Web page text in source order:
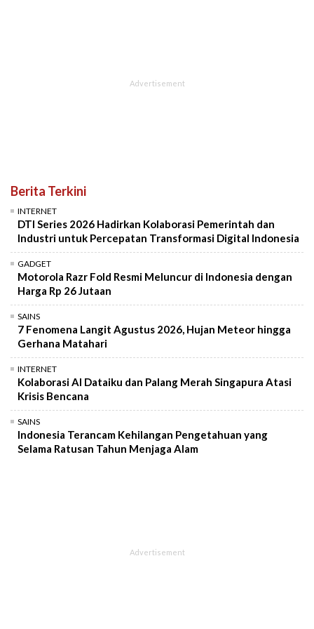
Berita Terkini
INTERNET
DTI Series 2026 Hadirkan Kolaborasi Pemerintah dan
Industri untuk Percepatan Transformasi Digital Indonesia
GADGET
Motorola Razr Fold Resmi Meluncur di Indonesia dengan
Harga Rp 26 Jutaan
SAINS
7 Fenomena Langit Agustus 2026, Hujan Meteor hingga
Gerhana Matahari
INTERNET
Kolaborasi AI Dataiku dan Palang Merah Singapura Atasi
Krisis Bencana
SAINS
Indonesia Terancam Kehilangan Pengetahuan yang
Selama Ratusan Tahun Menjaga Alam